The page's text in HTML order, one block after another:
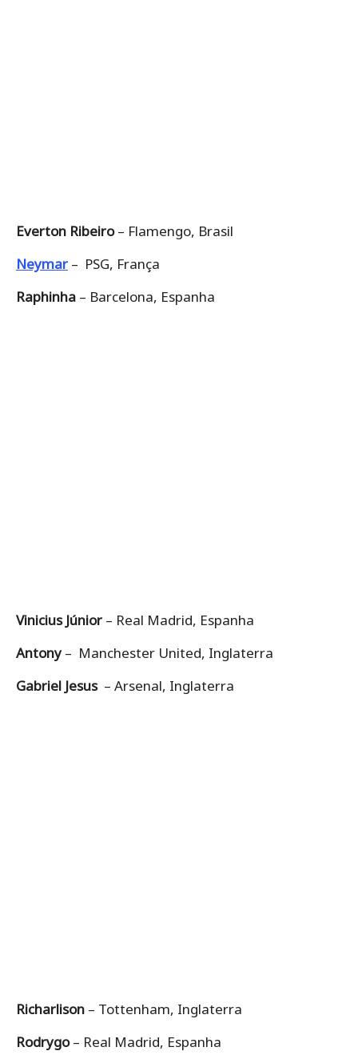
Everton Ribeiro– Flamengo, Brasil
Neymar – PSG, França
Raphinha – Barcelona, Espanha
Vinicius Júnior – Real Madrid, Espanha
Antony– Manchester United, Inglaterra
Gabriel Jesus– Arsenal, Inglaterra
Richarlison – Tottenham, Inglaterra
Rodrygo– Real Madrid, Espanha